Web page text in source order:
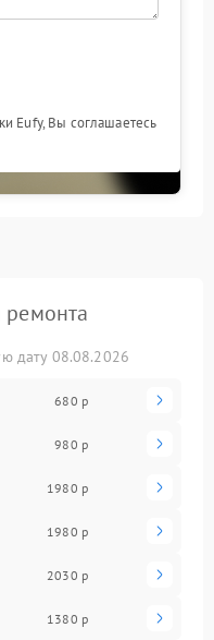
Eufy, Вы соглашаетесь
ремонта
дату 08.08.2026
680 р
980 р
1980 р
1980 р
2030 р
1380 р